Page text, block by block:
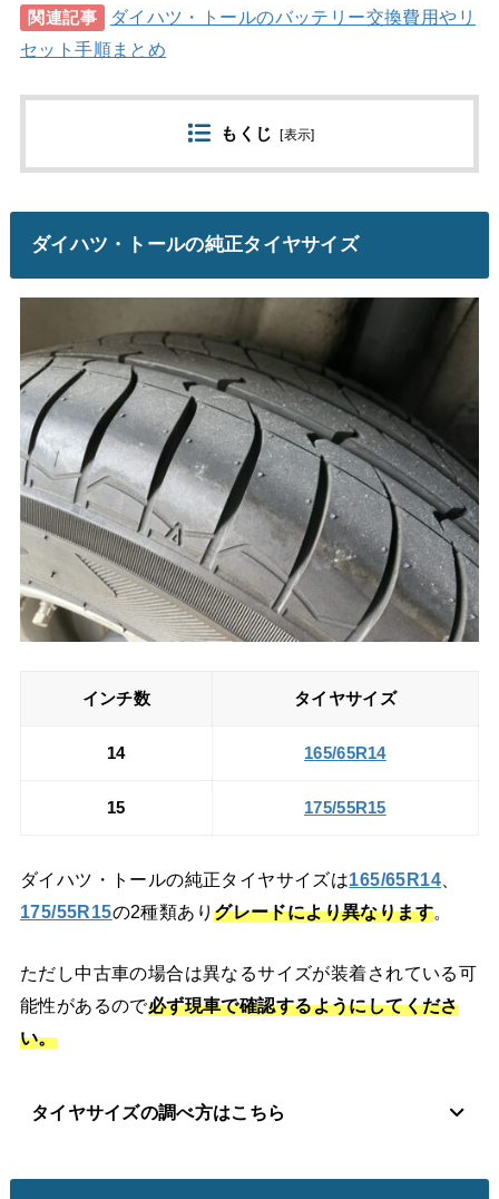
関連記事
ダイハツ・トールのバッテリー交換費用やリ
セット手順まとめ
もくじ [表示]
ダイハツ・トールの純正タイヤサイズ
インチ数 タイヤサイズ
14 165/65R14
15 175/55R15
ダイハツ・トールの純正タイヤサイズは165/65R14
175/55R15の2種類ありグレードにより異なります。
ただし中古車の場合は異なるサイズが装着されている可
能性があるので必ず現車で確認するようにしてくださ
い。
タイヤサイズの調べ方はこちら